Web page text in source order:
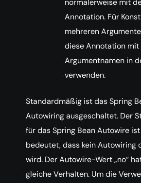
normalerweise mit
Annotation. Für
mehreren
diese Annotation mit
Argumentnamen in
verwenden.
Standardmäßig ist das Spring
Autowiring ausgeschaltet. Der
für das Spring Bean Autowire ist
bedeutet, dass kein Autowiring
wird. Der Autowire-Wert „no“
gleiche Verhalten. Um die